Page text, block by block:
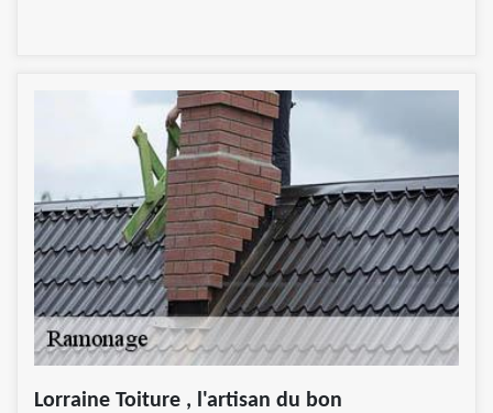
Lorraine Toiture , l'artisan du bon